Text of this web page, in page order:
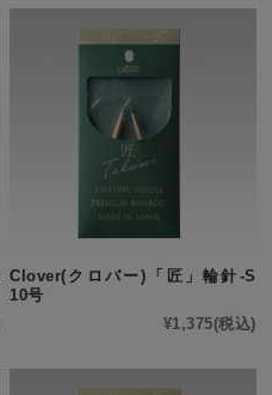
Clover(クロバー)「匠」輪針-S
10号
¥1,375(税込)